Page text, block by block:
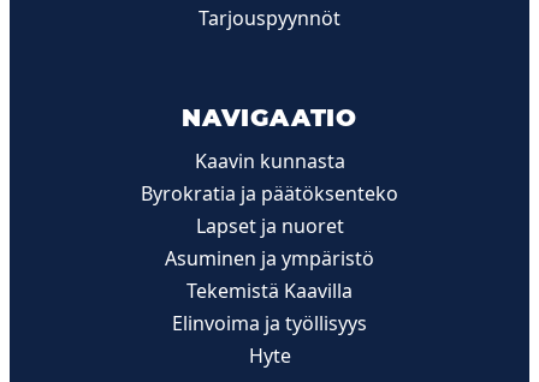
Tarjouspyynnöt
NAVIGAATIO
Kaavin kunnasta
Byrokratia ja päätöksenteko
Lapset ja nuoret
Asuminen ja ympäristö
Tekemistä Kaavilla
Elinvoima ja työllisyys
Hyte